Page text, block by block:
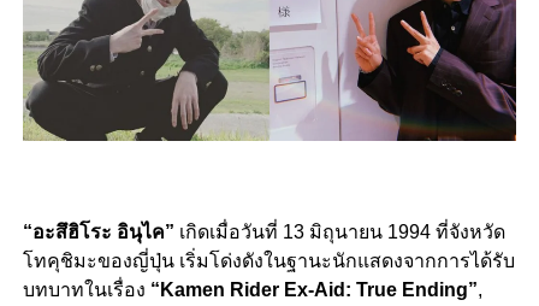
“อะสึฮิโระ อินุไค” เกิดเมื่อวันที่ 13 มิถุนายน 1994 ที่จังหวัด
โทคุชิมะของญี่ปุ่น เริ่มโด่งดังในฐานะนักแสดงจากการได้รับ
บทบาทในเรื่อง “ Kamen Rider Ex-Aid: True Ending”,